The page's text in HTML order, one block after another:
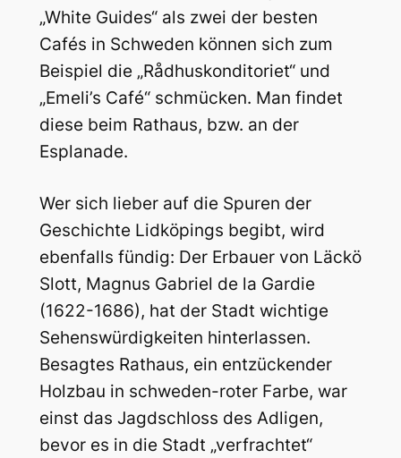
„White Guides“ als zwei der besten
Cafés in Schweden können sich zum
Beispiel die „Rådhuskonditoriet“ und
„Emeli’s Café“ schmücken. Man findet
diese beim Rathaus, bzw. an der
Esplanade.
Wer sich lieber auf die Spuren der
Geschichte Lidköpings begibt, wird
ebenfalls fündig: Der Erbauer von Läckö
Slott, Magnus Gabriel de la Gardie
(1622-1686), hat der Stadt wichtige
Sehenswürdigkeiten hinterlassen.
Besagtes Rathaus, ein entzückender
Holzbau in schweden-roter Farbe, war
einst das Jagdschloss des Adligen,
bevor es in die Stadt „verfrachtet“